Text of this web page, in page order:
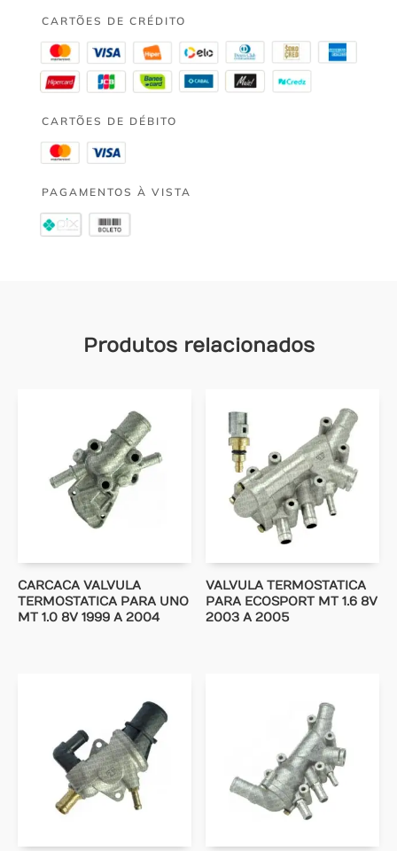
CARTÕES DE CRÉDITO
CARTÕES DE DÉBITO
PAGAMENTOS À VISTA
Produtos relacionados
CARCACA VALVULA
TERMOSTATICA PARA UNO
MT 1.0 8V 1999 A 2004
VALVULA TERMOSTATICA
PARA ECOSPORT MT 1.6 8V
2003 A 2005